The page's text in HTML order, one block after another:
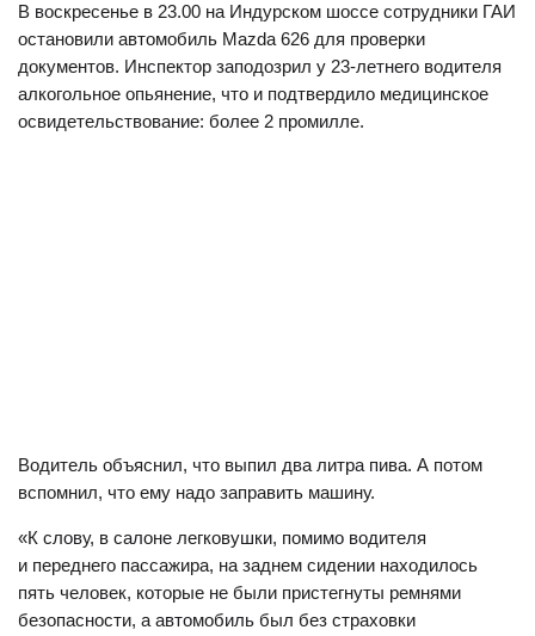
В воскресенье в 23.00 на Индурском шоссе сотрудники ГАИ
остановили автомобиль Mazda 626 для проверки
документов. Инспектор заподозрил у 23-летнего водителя
алкогольное опьянение, что и подтвердило медицинское
освидетельствование: более 2 промилле.
Водитель объяснил, что выпил два литра пива. А потом
вспомнил, что ему надо заправить машину.
«К слову, в салоне легковушки, помимо водителя
и переднего пассажира, на заднем сидении находилось
пять человек, которые не были пристегнуты ремнями
безопасности, а автомобиль был без страховки